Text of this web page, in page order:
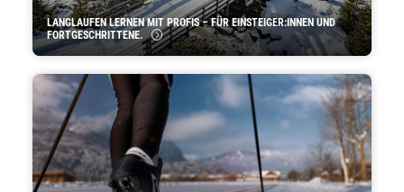
LANGLAUFEN LERNEN MIT PROFIS – FÜR EINSTEIGER:INNEN UND
FORTGESCHRITTENE.